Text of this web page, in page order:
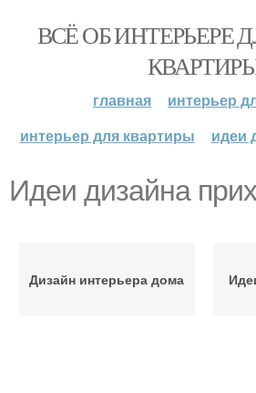
ВСЁ ОБ ИНТЕРЬЕРЕ
главная
интерьер
интерьер для квартиры
идеи
Идеи дизайна
Дизайн интерьера дома